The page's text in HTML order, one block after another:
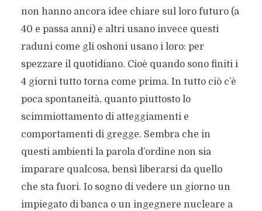
non hanno ancora idee chiare sul loro futuro (a
40 e passa anni) e altri usano invece questi
raduni come gli oshoni usano i loro: per
spezzare il quotidiano. Cioè quando sono finiti i
4 giorni tutto torna come prima. In tutto ciò c’è
poca spontaneità, quanto piuttosto lo
scimmiottamento di atteggiamenti e
comportamenti di gregge. Sembra che in
questi ambienti la parola d’ordine non sia
imparare qualcosa, bensì liberarsi da quello
che sta fuori. Io sogno di vedere un giorno un
impiegato di banca o un ingegnere nucleare a